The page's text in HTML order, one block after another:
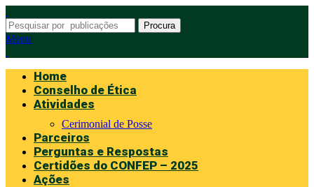
Procura
Menu
Home
Conselho de Ética
Atividades
Cerimonial de Posse
Parceiros
Perguntas e Respostas
Certidões do CONFEP – 2025
Ações